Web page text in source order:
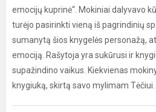
emocijų kuprinė“. Mokiniai dalyvavo
turėjo pasirinkti vieną iš pagrindinių
sumanytą šios knygelės personažą,
emociją. Rašytoja yra sukūrusi ir
supažindino vaikus. Kiekvienas
knygiuką, skirtą savo mylimam Tėčiui.